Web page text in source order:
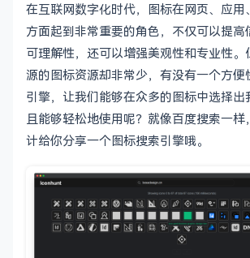
在互联网数字化时代，图标在网页、应用
方面起到非常重要的角色，不仅可以提高
可理解性，还可以增强美观性和专业性。
源的图标资源却非常少，有没有一个方便
引擎，让我们能够在众多的图标中选择出
且能够轻松地使用呢？就像百度搜索一
计给你分享一个图标搜索引擎哦。